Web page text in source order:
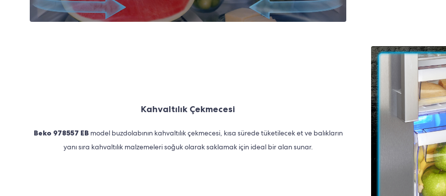
Kahvaltılık Çekmecesi
Beko 978557 EBmodel buzdolabının kahvaltılık çekmecesi, kısa sürede tüketilecek et ve balıkların
yanı sıra kahvaltılık malzemeleri soğuk olarak saklamak için ideal bir alan sunar.